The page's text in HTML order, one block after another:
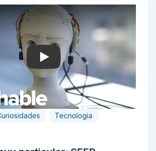
Play
Tecnologia